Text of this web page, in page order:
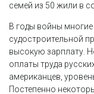
семей из 50 жили в
В годы войны
судостроительной
высокую зарплату.
оплаты труда
американцев,
Постепенно